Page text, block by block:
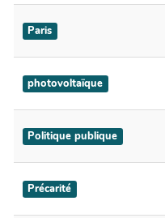
Paris
photovoltaïque
Politique publique
Précarité